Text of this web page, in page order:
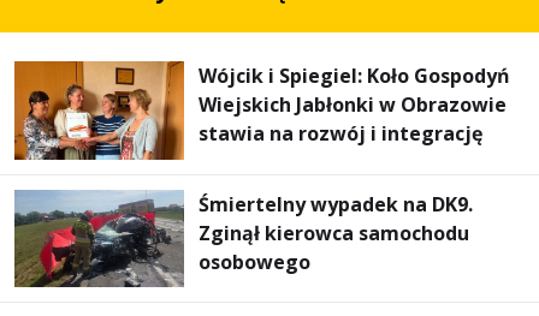
Wójcik i Spiegiel: Koło Gospodyń
Wiejskich Jabłonki w Obrazowie
stawia na rozwój i integrację
Śmiertelny wypadek na DK9.
Zginął kierowca samochodu
osobowego